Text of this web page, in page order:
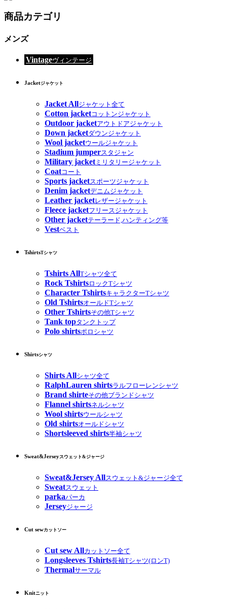
商品カテゴリ
メンズ
Vintageヴィンテージ
Jacketジャケット
Jacket Allジャケット全て
Cotton jacketコットンジャケット
Outdoor jacketアウトドアジャケット
Down jacketダウンジャケット
Wool jacketウールジャケット
Stadium jumperスタジャン
Military jacketミリタリージャケット
Coatコート
Sports jacketスポーツジャケット
Denim jacketデニムジャケット
Leather jacketレザージャケット
Fleece jacketフリースジャケット
Other jacketテーラード,ハンティング等
Vestベスト
TshirtsTシャツ
Tshirts AllTシャツ全て
Rock TshirtsロックTシャツ
Character TshirtsキャラクターTシャツ
Old TshirtsオールドTシャツ
Other Tshirtsその他Tシャツ
Tank topタンクトップ
Polo shirtsポロシャツ
Shirtsシャツ
Shirts Allシャツ全て
RalphLauren shirtsラルフローレンシャツ
Brand shirteその他ブランドシャツ
Flannel shirtsネルシャツ
Wool shirtsウールシャツ
Old shirtsオールドシャツ
Shortsleeved shirts半袖シャツ
Sweat&Jerseyスウェット&ジャージ
Sweat&Jersey Allスウェット&ジャージ全て
Sweatスウェット
parkaパーカ
Jerseyジャージ
Cut sewカットソー
Cut sew Allカットソー全て
Longsleeves Tshirts長袖Tシャツ(ロンT)
Thermalサーマル
Knitニット